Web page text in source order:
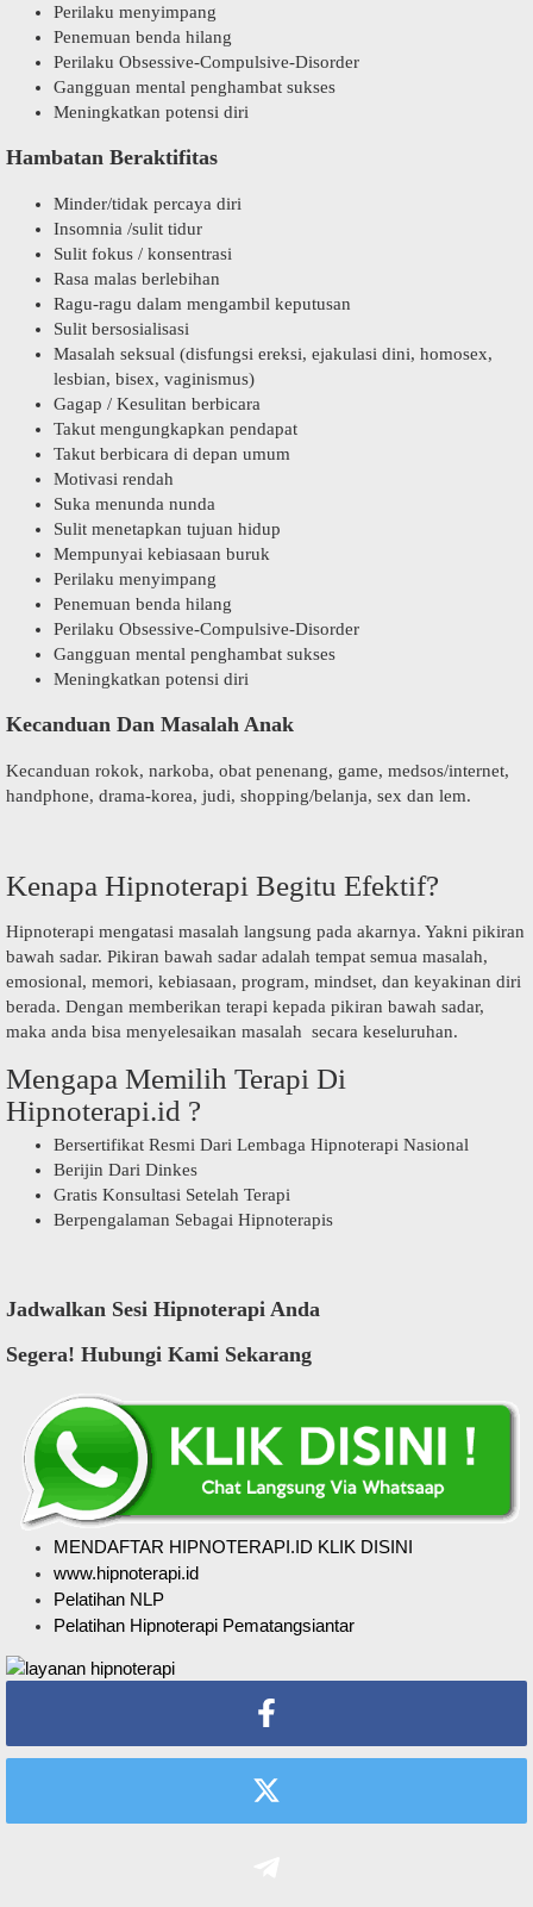
Perilaku menyimpang
Penemuan benda hilang
Perilaku Obsessive-Compulsive-Disorder
Gangguan mental penghambat sukses
Meningkatkan potensi diri
Hambatan Beraktifitas
Minder/tidak percaya diri
Insomnia /sulit tidur
Sulit fokus / konsentrasi
Rasa malas berlebihan
Ragu-ragu dalam mengambil keputusan
Sulit bersosialisasi
Masalah seksual (disfungsi ereksi, ejakulasi dini, homosex,
lesbian, bisex, vaginismus)
Gagap / Kesulitan berbicara
Takut mengungkapkan pendapat
Takut berbicara di depan umum
Motivasi rendah
Suka menunda nunda
Sulit menetapkan tujuan hidup
Mempunyai kebiasaan buruk
Perilaku menyimpang
Penemuan benda hilang
Perilaku Obsessive-Compulsive-Disorder
Gangguan mental penghambat sukses
Meningkatkan potensi diri
Kecanduan Dan Masalah Anak
Kecanduan rokok, narkoba, obat penenang, game, medsos/internet,
handphone, drama-korea, judi, shopping/belanja, sex dan lem.
Kenapa Hipnoterapi Begitu Efektif?
Hipnoterapi mengatasi masalah langsung pada akarnya. Yakni pikiran
bawah sadar. Pikiran bawah sadar adalah tempat semua masalah,
emosional, memori, kebiasaan, program, mindset, dan keyakinan diri
berada. Dengan memberikan terapi kepada pikiran bawah sadar,
maka anda bisa menyelesaikan masalah secara keseluruhan.
Mengapa Memilih Terapi Di
Hipnoterapi.id ?
Bersertifikat Resmi Dari Lembaga Hipnoterapi Nasional
Berijin Dari Dinkes
Gratis Konsultasi Setelah Terapi
Berpengalaman Sebagai Hipnoterapis
Jadwalkan Sesi Hipnoterapi Anda
Segera! Hubungi Kami Sekarang
MENDAFTAR HIPNOTERAPI.ID KLIK DISINI
www.hipnoterapi.id
Pelatihan NLP
Pelatihan Hipnoterapi Pematangsiantar